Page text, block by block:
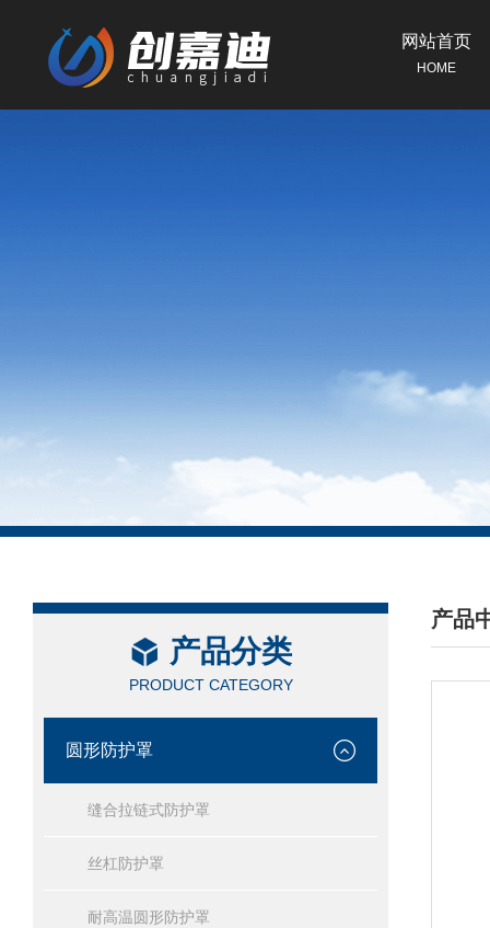
网站首页
HOME
产品分类
PRODUCT CATEGORY
圆形防护罩
缝合拉链式防护罩
丝杠防护罩
耐高温圆形防护罩
产品
/